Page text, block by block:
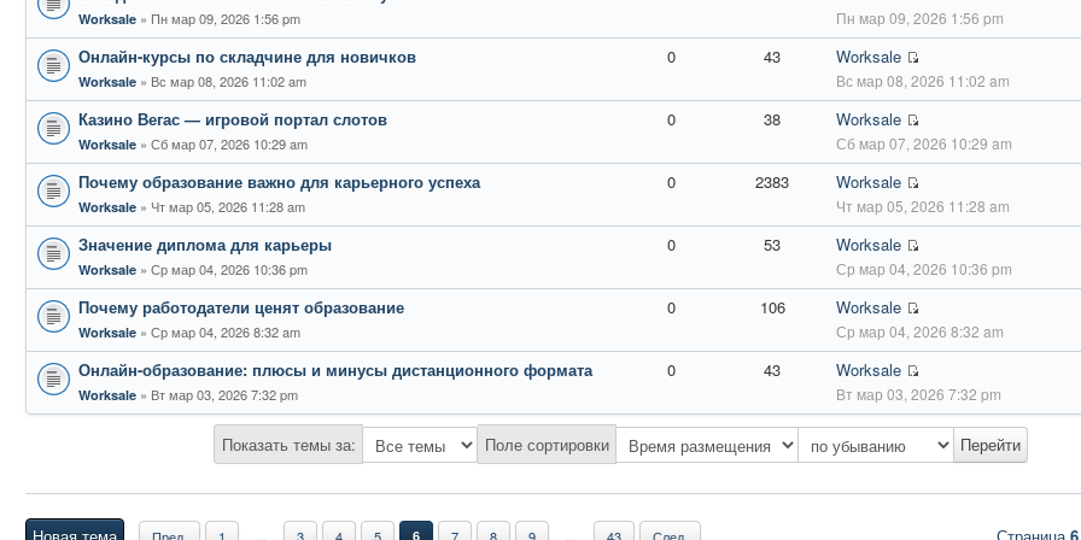
Worksale Пн мар 09, 2026 1:56 pm Пн мар 09, 2026 1:56 pm
Онлайн-курсы по складчине для новичков
Worksale Вс мар 08, 2026 11:02 am
0 43 Worksale
Вс мар 08, 2026 11:02 am
Казино Вегас — игровой портал слотов
Worksale Сб мар 07, 2026 10:29 am
0 38 Worksale
Сб мар 07, 2026 10:29 am
Почему образование важно для карьерного успеха
Worksale Чт мар 05, 2026 11:28 am
0 2383 Worksale
Чт мар 05, 2026 11:28 am
Значение диплома для карьеры
Worksale Ср мар 04, 2026 10:36 pm
0 53 Worksale
Ср мар 04, 2026 10:36 pm
Почему работодатели ценят образование
Worksale Ср мар 04, 2026 8:32 am
0 106 Worksale
Ср мар 04, 2026 8:32 am
Онлайн-образование: плюсы и минусы дистанционного формата
Worksale Вт мар 03, 2026 7:32 pm
0 43 Worksale
Вт мар 03, 2026 7:32 pm
Показать темы за: Поле сортировки
... 6 ...